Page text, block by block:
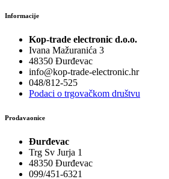
Informacije
Kop-trade electronic d.o.o.
Ivana Mažuranića 3
48350 Đurđevac
info@kop-trade-electronic.hr
048/812-525
Podaci o trgovačkom društvu
Prodavaonice
Đurđevac
Trg Sv Jurja 1
48350 Đurđevac
099/451-6321